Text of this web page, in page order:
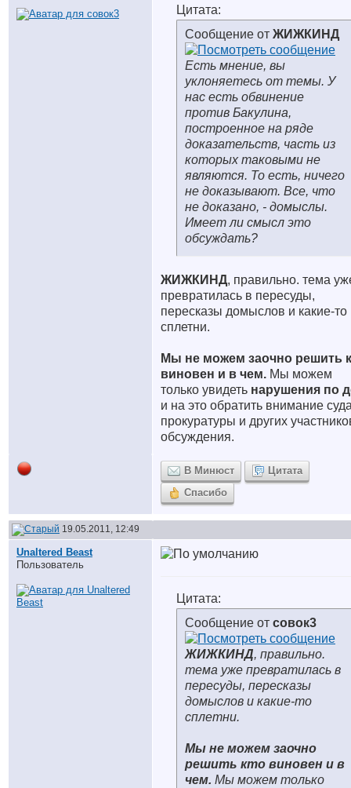
Цитата:
Сообщение от ЖИЖКИНД
Есть мнение, вы
уклоняетесь от темы. У
нас есть обвинение
против Бакулина,
построенное на ряде
доказательств, часть из
которых таковыми не
являются. То есть, ничего
не доказывают. Все, что
не доказано, - домыслы.
Имеет ли смысл это
обсуждать?
ЖИЖКИНД, правильно. тема
превратилась в пересуды,
пересказы домыслов и какие-то
сплетни.
Мы не можем заочно решить
виновен и в чем. Мы можем
только увидеть нарушения по
и на это обратить внимание
прокуратуры и других
обсуждения.
В Минюст
Цитата
Спасибо
19.05.2011, 12:49
Unaltered Beast
Пользователь
Цитата:
Сообщение от совок3
ЖИЖКИНД, правильно.
тема уже превратилась в
пересуды, пересказы
домыслов и какие-то
сплетни.
Мы не можем заочно
решить кто виновен и в
чем. Мы можем только